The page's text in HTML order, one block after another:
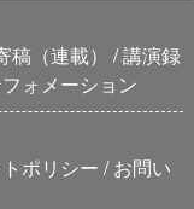
稿（連載）
講演録
ォメーション
ポリシー
お問い